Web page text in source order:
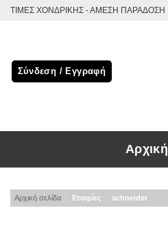
Μετάβαση
ΤΙΜΕΣ ΧΟΝΔΡΙΚΗΣ - ΑΜΕΣΗ ΠΑΡΑΔΟΣΗ
Σύνδεση / Εγγραφή
Αρχική
Αρχική σελίδα Εταιρίες schneider